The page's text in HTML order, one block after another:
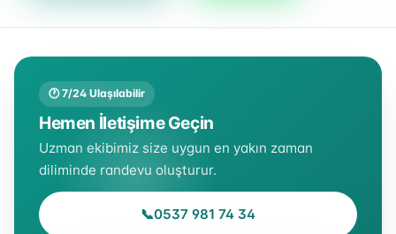
🕐 7/24 Ulaşılabilir
Hemen İletişime Geçin
Uzman ekibimiz size uygun en yakın zaman
diliminde randevu oluşturur.
📞0537 981 74 34